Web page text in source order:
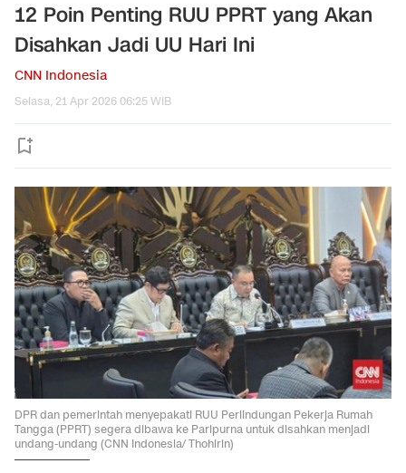
12 Poin Penting RUU PPRT yang Akan
Disahkan Jadi UU Hari Ini
CNN Indonesia
Selasa, 21 Apr 2026 06:25 WIB
DPR dan pemerintah menyepakati RUU Perlindungan Pekerja Rumah
Tangga (PPRT) segera dibawa ke Paripurna untuk disahkan menjadi
undang-undang (CNN Indonesia/ Thohirin)